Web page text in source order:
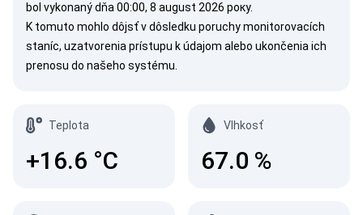
bol vykonaný dňa 00:00, 8 august 2026 року.
K tomuto mohlo dôjsť v dôsledku poruchy monitorovacích
staníc, uzatvorenia prístupu k údajom alebo ukončenia ich
prenosu do našeho systému.
Teplota
+16.6 °C
Vlhkosť
67.0 %